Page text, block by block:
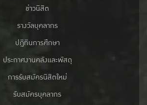
ข่าวนิสิต
รางวัลบุคลากร
ปฎิทินการศึกษา
ประกาศงานคลังและพัสดุ
การรับสมัครนิสิตใหม่
รับสมัครบุคลากร